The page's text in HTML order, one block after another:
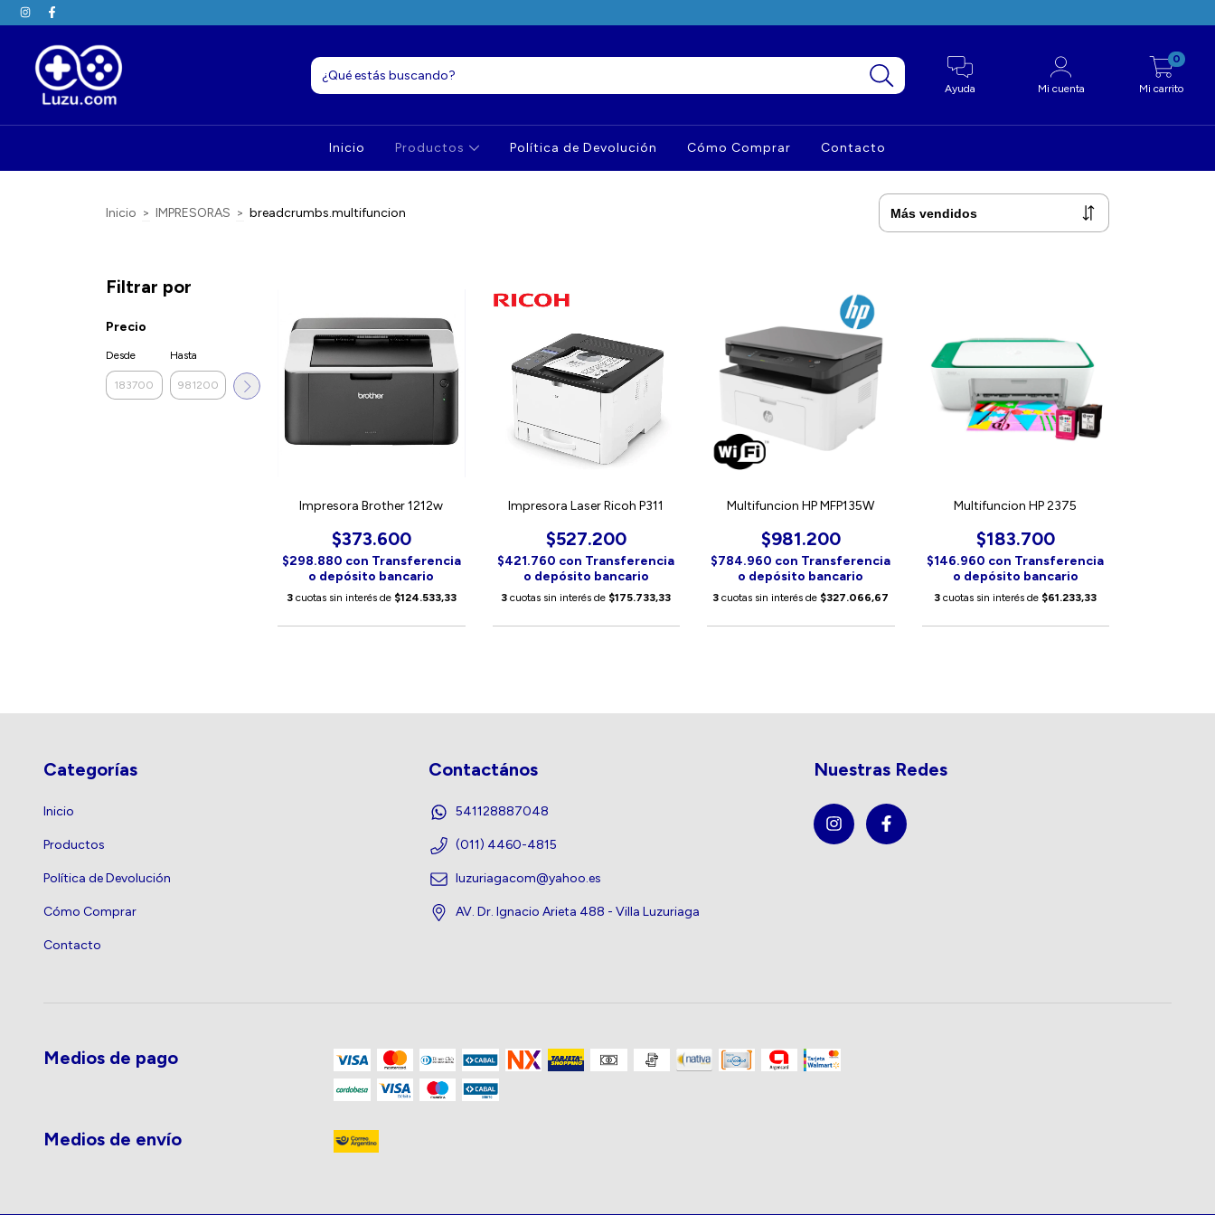
Ayuda Mi cuenta Mi carrito
0
Inicio Productos Política de Devolución Cómo Comprar Contacto
Inicio > IMPRESORAS > breadcrumbs.multifuncion
Filtrar por
Precio
Desde Hasta
Impresora Brother 1212w
$373.600
$298.880 con Transferencia
o depósito bancario
3 cuotas sin interés de $124.533,33
Impresora Laser Ricoh P311
$527.200
$421.760 con Transferencia
o depósito bancario
3 cuotas sin interés de $175.733,33
Multifuncion HP MFP135W
$981.200
$784.960 con Transferencia
o depósito bancario
3 cuotas sin interés de $327.066,67
Multifuncion HP 2375
$183.700
$146.960 con Transferencia
o depósito bancario
3 cuotas sin interés de $61.233,33
Categorías
Inicio
Productos
Política de Devolución
Cómo Comprar
Contacto
Contactános
541128887048
(011) 4460-4815
luzuriagacom@yahoo.es
AV. Dr. Ignacio Arieta 488 - Villa Luzuriaga
Nuestras Redes
Medios de pago
Medios de envío